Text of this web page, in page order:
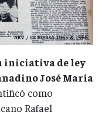
iniciativa de ley
José María
como
Rafael